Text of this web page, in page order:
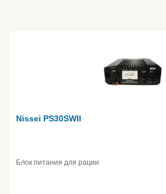
Nissei PS30SWII
Блок питания для рации